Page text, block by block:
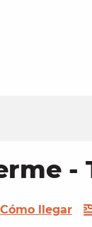
-
Cómo llegar